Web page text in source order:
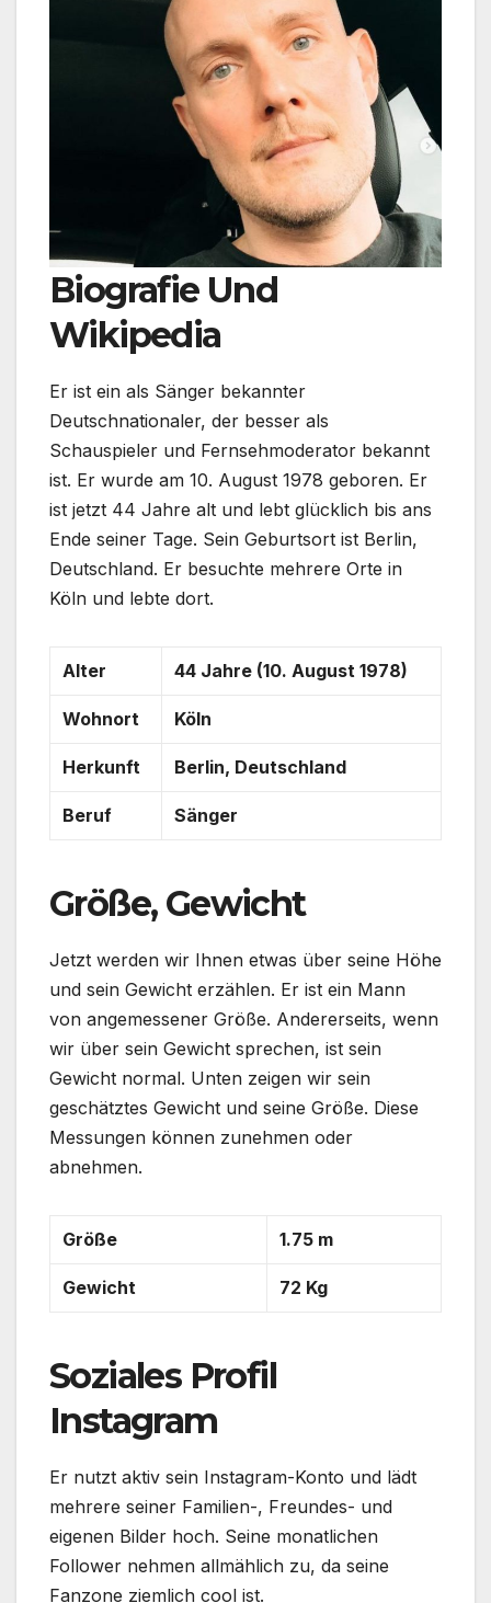
Biografie Und
Wikipedia
Er ist ein als Sänger bekannter
Deutschnationaler, der besser als
Schauspieler und Fernsehmoderator bekannt
ist. Er wurde am 10. August 1978 geboren. Er
ist jetzt 44 Jahre alt und lebt glücklich bis ans
Ende seiner Tage. Sein Geburtsort ist Berlin,
Deutschland. Er besuchte mehrere Orte in
Köln und lebte dort.
Alter 44 Jahre (10. August 1978)
Wohnort Köln
Herkunft Berlin, Deutschland
Beruf Sänger
Größe, Gewicht
Jetzt werden wir Ihnen etwas über seine Höhe
und sein Gewicht erzählen. Er ist ein Mann
von angemessener Größe. Andererseits, wenn
wir über sein Gewicht sprechen, ist sein
Gewicht normal. Unten zeigen wir sein
geschätztes Gewicht und seine Größe. Diese
Messungen können zunehmen oder
abnehmen.
Größe 1.75 m
Gewicht 72 Kg
Soziales Profil
Instagram
Er nutzt aktiv sein Instagram-Konto und lädt
mehrere seiner Familien-, Freundes- und
eigenen Bilder hoch. Seine monatlichen
Follower nehmen allmählich zu, da seine
Fanzone ziemlich cool ist.